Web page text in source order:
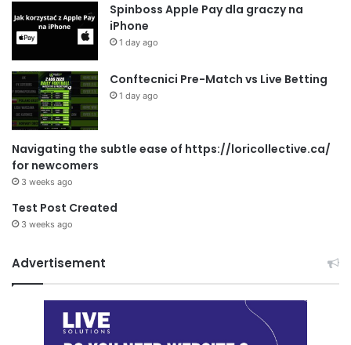
Spinboss Apple Pay dla graczy na
iPhone
1 day ago
Conftecnici Pre-Match vs Live Betting
1 day ago
Navigating the subtle ease of https://loricollective.ca/
for newcomers
3 weeks ago
Test Post Created
3 weeks ago
Advertisement